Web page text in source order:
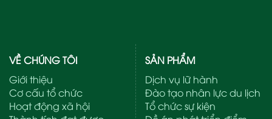
VỀ CHÚNG TÔI
Giới thiệu
Cơ cấu tổ chức
Hoạt động xã hội
SẢN PHẨM
Dịch vụ lữ hành
Đào tạo nhân lực du lịch
Tổ chức sự kiện